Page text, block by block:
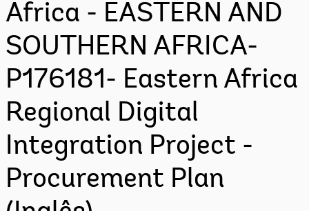
Africa - EASTERN AND
SOUTHERN AFRICA-
P176181- Eastern Africa
Regional Digital
Integration Project -
Procurement Plan